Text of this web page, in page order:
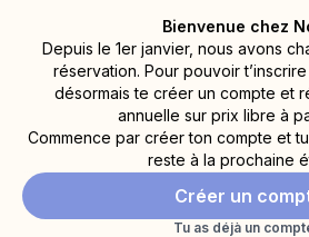
Bienvenue chez
Depuis le 1er janvier, nous avons
réservation. Pour pouvoir
désormais te créer un compte et
annuelle sur prix libre à
Commence par créer ton compte et
reste à la prochaine
Créer un
Tu as déjà un